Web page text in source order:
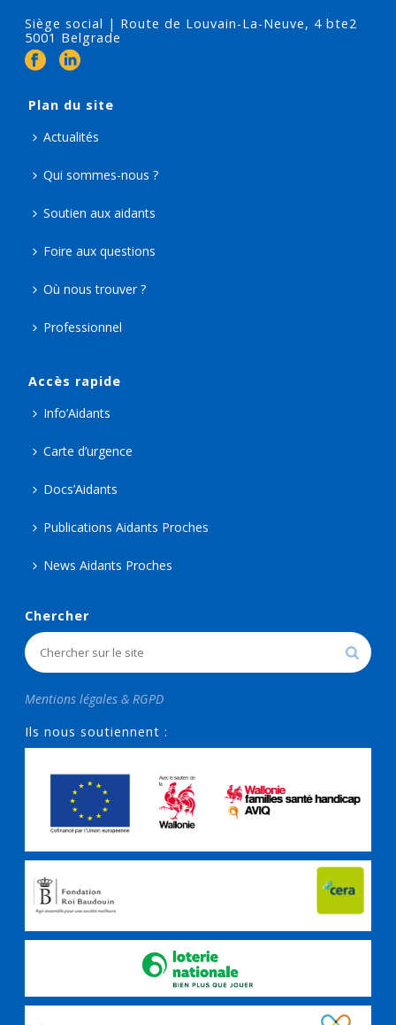
Siège social | Route de Louvain-La-Neuve, 4 bte2
5001 Belgrade
Plan du site
Actualités
Qui sommes-nous ?
Soutien aux aidants
Foire aux questions
Où nous trouver ?
Professionnel
Accès rapide
Info’Aidants
Carte d’urgence
Docs’Aidants
Publications Aidants Proches
News Aidants Proches
Chercher
Mentions légales & RGPD
Ils nous soutiennent :